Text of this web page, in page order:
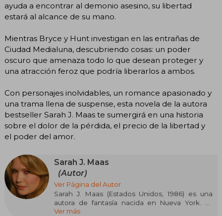
ayuda a encontrar al demonio asesino, su libertad
estará al alcance de su mano.
Mientras Bryce y Hunt investigan en las entrañas de
Ciudad Medialuna, descubriendo cosas: un poder
oscuro que amenaza todo lo que desean proteger y
una atracción feroz que podría liberarlos a ambos.
Con personajes inolvidables, un romance apasionado y
una trama llena de suspense, esta novela de la autora
bestseller Sarah J. Maas te sumergirá en una historia
sobre el dolor de la pérdida, el precio de la libertad y
el poder del amor.
Sarah J. Maas
(Autor)
Ver Página del Autor
Sarah J. Maas (Estados Unidos, 1986) es una
autora de fantasía nacida en Nueva York. Es
conocida por la serie Throne of Glass, iniciada
Ver más